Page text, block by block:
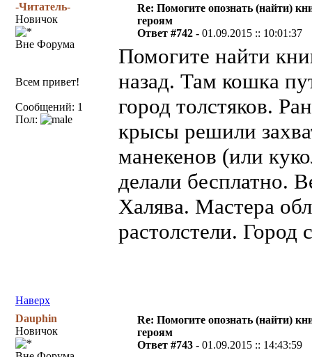
-Читатель-
Новичок
Вне Форума
Всем привет!
Сообщений: 1
Пол:
Re: Помогите опознать (найти)
героям
Ответ #742 -01.09.2015 :: 10:01:37
Помогите найти
назад. Там кошка
город толстяков.
крысы решили
манекенов (или
делали бесплатно.
Халява. Мастера
растолстели. Город
Наверх
Dauphin
Новичок
Re: Помогите опознать (найти)
героям
Ответ #743 -01.09.2015 :: 14:43:59